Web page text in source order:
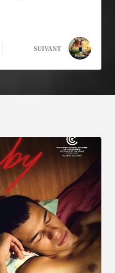
SUIVANT